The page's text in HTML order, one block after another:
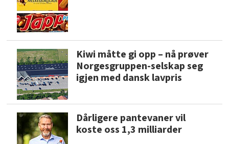
Kiwi måtte gi opp – nå prøver
Norgesgruppen-selskap seg
igjen med dansk lavpris
Dårligere pantevaner vil
koste oss 1,3 milliarder